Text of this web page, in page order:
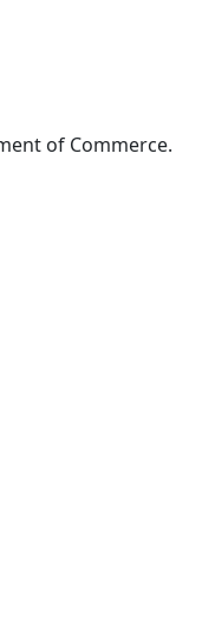
of Commerce.